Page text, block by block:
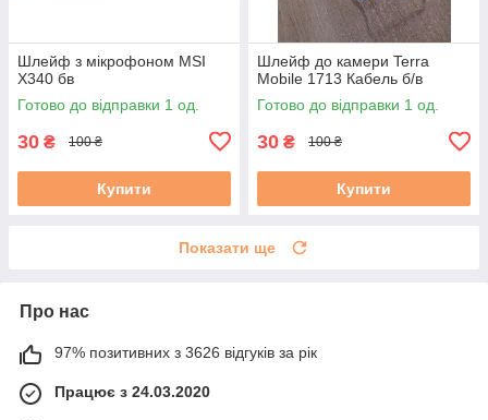
Шлейф з мікрофоном MSI
X340 бв
Готово до відправки 1 од.
30 ₴ 100 ₴
Купити
Шлейф до камери Terra
Mobile 1713 Кабель б/в
Готово до відправки 1 од.
30 ₴ 100 ₴
Купити
Показати ще
Про нас
97% позитивних з 3626 відгуків за рік
Працює з 24.03.2020